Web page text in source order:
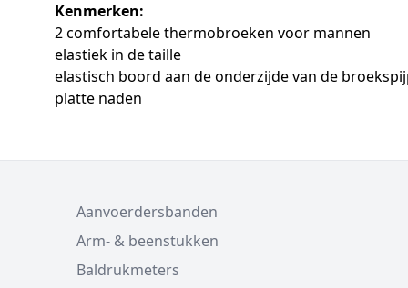
Kenmerken:
2 comfortabele thermobroeken voor mannen
elastiek in de taille
elastisch boord aan de onderzijde van de
platte naden
Aanvoerdersbanden
Arm- & beenstukken
Baldrukmeters